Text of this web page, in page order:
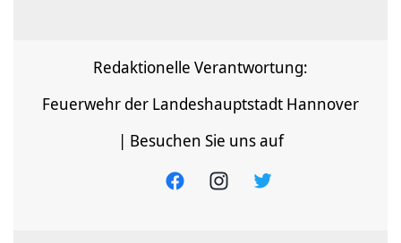
Redaktionelle Verantwortung:
Feuerwehr der Landeshauptstadt Hannover
| Besuchen Sie uns auf